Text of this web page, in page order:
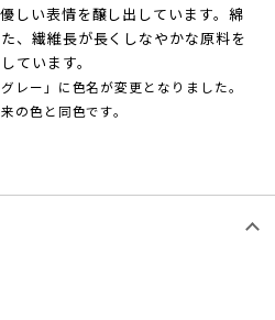
しい表情を醸し出しています。綿
、繊維長が長くしなやかな原料を
ています。
レー」に色名が変更となりました。
の色と同色です。